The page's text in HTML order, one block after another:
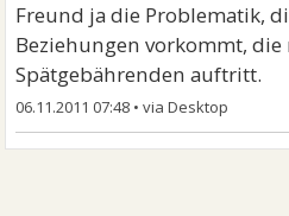
Freund ja die Problematik,
Beziehungen vorkommt, die
Spätgebährenden auftritt.
06.11.2011 07:48 •